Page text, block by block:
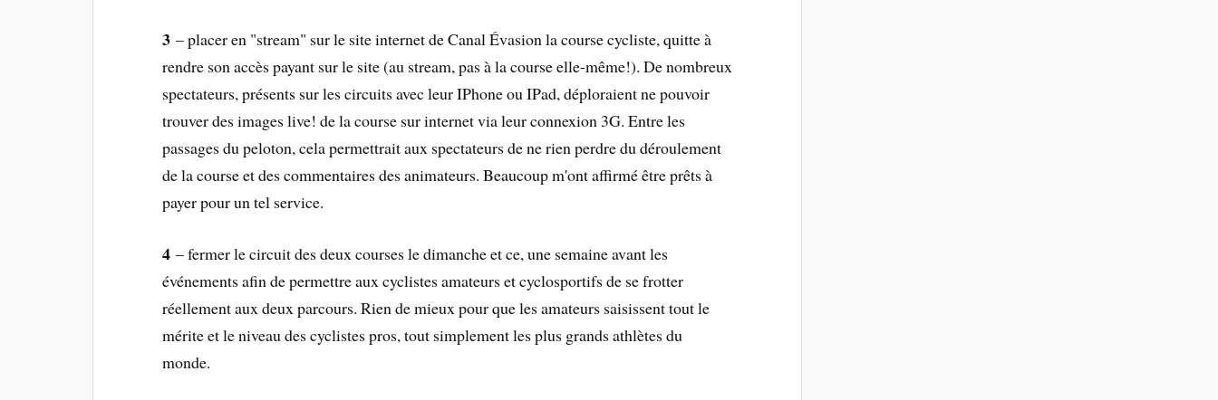
3 – placer en "stream" sur le site internet de Canal Évasion la course cycliste, quitte à
rendre son accès payant sur le site (au stream, pas à la course elle-même!). De nombreux
spectateurs, présents sur les circuits avec leur IPhone ou IPad, déploraient ne pouvoir
trouver des images live! de la course sur internet via leur connexion 3G. Entre les
passages du peloton, cela permettrait aux spectateurs de ne rien perdre du déroulement
de la course et des commentaires des animateurs. Beaucoup m'ont affirmé être prêts à
payer pour un tel service.
4 – fermer le circuit des deux courses le dimanche et ce, une semaine avant les
événements afin de permettre aux cyclistes amateurs et cyclosportifs de se frotter
réellement aux deux parcours. Rien de mieux pour que les amateurs saisissent tout le
mérite et le niveau des cyclistes pros, tout simplement les plus grands athlètes du
monde.